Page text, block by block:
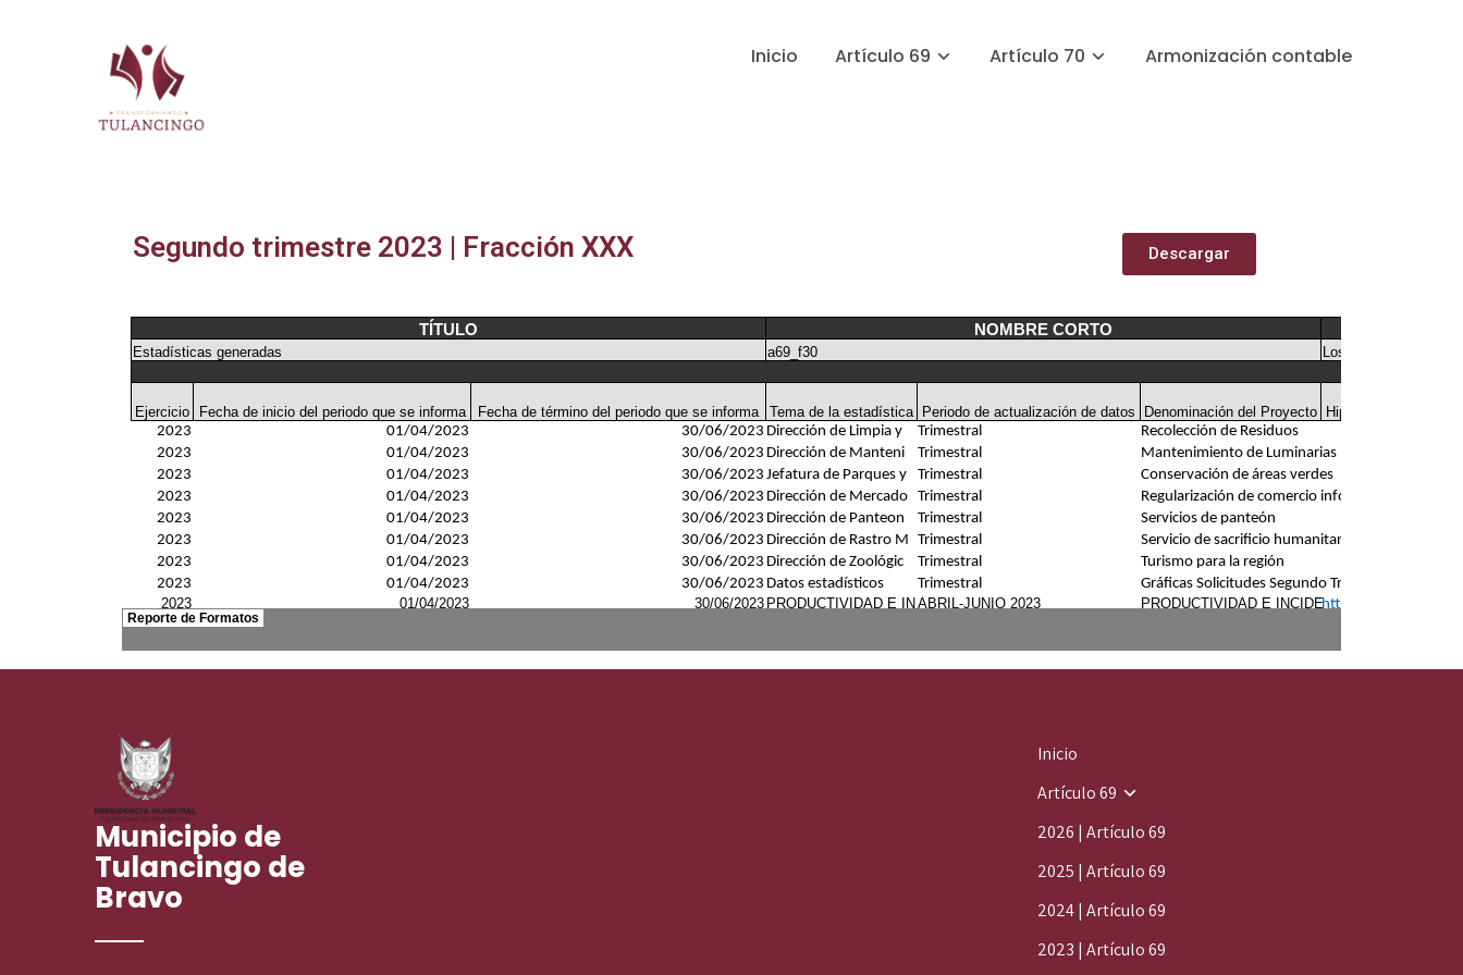
Inicio Artículo 69 Artículo 70 Armonización contable
Segundo trimestre 2023 | Fracción XXX Descargar
Municipio de
Tulancingo de
Bravo
Inicio
Artículo 69
2026 | Artículo 69
2025 | Artículo 69
2024 | Artículo 69
2023 | Artículo 69